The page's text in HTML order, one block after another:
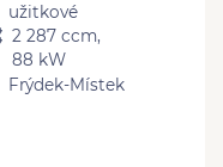
užitkové
2 287 ccm,
88 kW
Frýdek-Místek